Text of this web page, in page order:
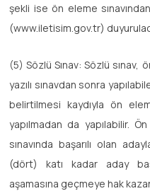
şekli ise ön eleme
(www.iletisim.gov.tr)
(5) Sözlü Sınav: Sözlü sınav,
yazılı sınavdan sonra
belirtilmesi kaydıyla ön
yapılmadan da yapılabilir.
sınavında başarılı olan
(dört) katı kadar aday
aşamasına geçmeye hak